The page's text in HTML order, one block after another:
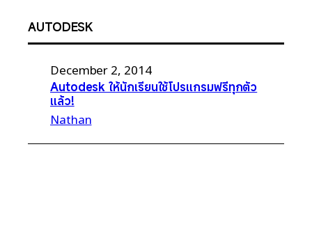
AUTODESK
December 2, 2014
Autodesk ให้นักเรียนใช้โปรแกรมฟรีทุกตัว
แล้ว!
Nathan